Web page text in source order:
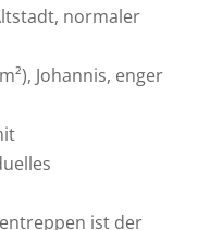
normaler
Johannis, enger
ist der